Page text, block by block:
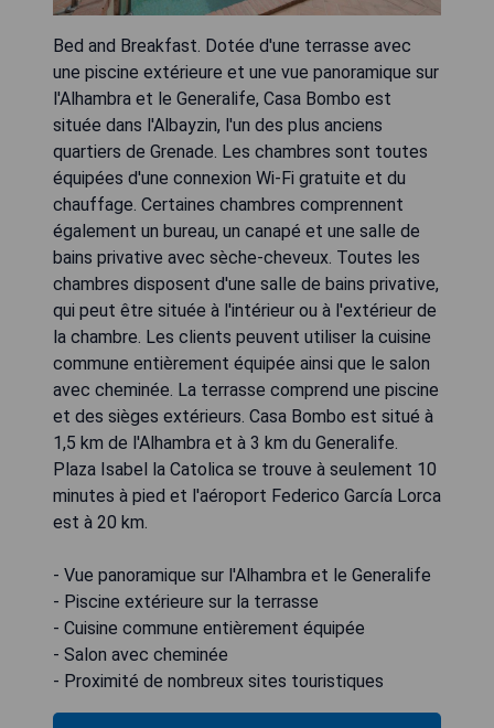
Bed and Breakfast. Dotée d'une terrasse avec
une piscine extérieure et une vue panoramique sur
l'Alhambra et le Generalife, Casa Bombo est
située dans l'Albayzin, l'un des plus anciens
quartiers de Grenade. Les chambres sont toutes
équipées d'une connexion Wi-Fi gratuite et du
chauffage. Certaines chambres comprennent
également un bureau, un canapé et une salle de
bains privative avec sèche-cheveux. Toutes les
chambres disposent d'une salle de bains privative,
qui peut être située à l'intérieur ou à l'extérieur de
la chambre. Les clients peuvent utiliser la cuisine
commune entièrement équipée ainsi que le salon
avec cheminée. La terrasse comprend une piscine
et des sièges extérieurs. Casa Bombo est situé à
1,5 km de l'Alhambra et à 3 km du Generalife.
Plaza Isabel la Catolica se trouve à seulement 10
minutes à pied et l'aéroport Federico García Lorca
est à 20 km.
- Vue panoramique sur l'Alhambra et le Generalife
- Piscine extérieure sur la terrasse
- Cuisine commune entièrement équipée
- Salon avec cheminée
- Proximité de nombreux sites touristiques